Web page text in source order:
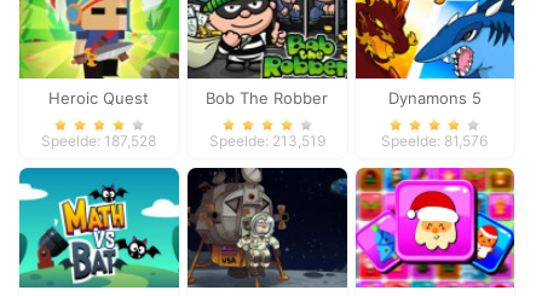
Heroic Quest
Speelde: 187,528
Bob The Robber
Speelde: 213,519
Dynamons 5
Speelde: 81,576